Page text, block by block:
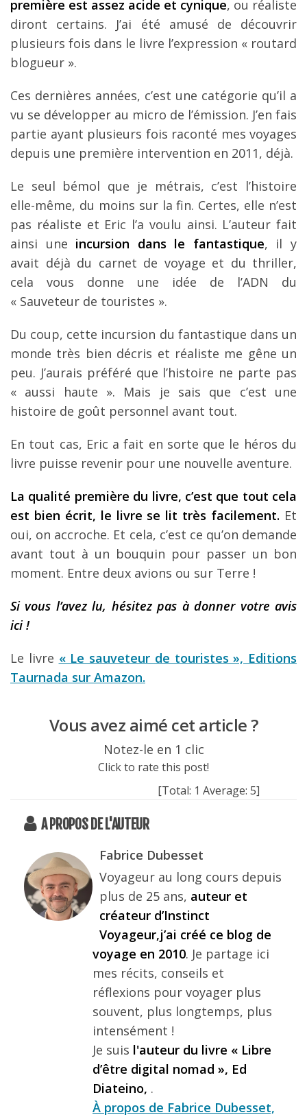
première est assez acide et cynique, ou réaliste
diront certains. J’ai été amusé de découvrir
plusieurs fois dans le livre l’expression « routard
blogueur ».
Ces dernières années, c’est une catégorie qu’il a
vu se développer au micro de l’émission. J’en fais
partie ayant plusieurs fois raconté mes voyages
depuis une première intervention en 2011, déjà.
Le seul bémol que je métrais, c’est l’histoire
elle-même, du moins sur la fin. Certes, elle n’est
pas réaliste et Eric l’a voulu ainsi. L’auteur fait
ainsi une incursion dans le fantastique, il y
avait déjà du carnet de voyage et du thriller,
cela vous donne une idée de l’ADN du
« Sauveteur de touristes ».
Du coup, cette incursion du fantastique dans un
monde très bien décris et réaliste me gêne un
peu. J’aurais préféré que l’histoire ne parte pas
« aussi haute ». Mais je sais que c’est une
histoire de goût personnel avant tout.
En tout cas, Eric a fait en sorte que le héros du
livre puisse revenir pour une nouvelle aventure.
La qualité première du livre, c’est que tout cela
est bien écrit, le livre se lit très facilement. Et
oui, on accroche. Et cela, c’est ce qu’on demande
avant tout à un bouquin pour passer un bon
moment. Entre deux avions ou sur Terre !
Si vous l’avez lu, hésitez pas à donner votre avis
ici !
Le livre « Le sauveteur de touristes », Editions
Taurnada sur Amazon.
Vous avez aimé cet article ?
Notez-le en 1 clic
Click to rate this post!
[Total: 1 Average: 5]
A PROPOS DE L'AUTEUR
Fabrice Dubesset
Voyageur au long cours depuis
plus de 25 ans, auteur et
créateur d’Instinct
Voyageur,j’ai créé ce blog de
voyage en 2010. Je partage ici
mes récits, conseils et
réflexions pour voyager plus
souvent, plus longtemps, plus
intensément !
Je suis l'auteur du livre « Libre
d’être digital nomad », Ed
Diateino, .
À propos de Fabrice Dubesset,